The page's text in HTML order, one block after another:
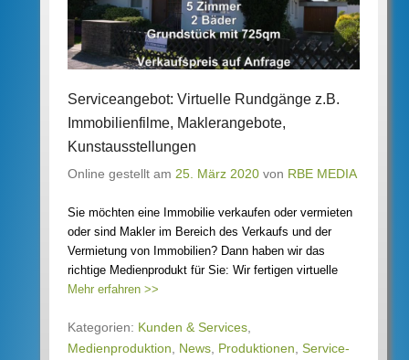
Serviceangebot: Virtuelle Rundgänge z.B.
Immobilienfilme, Maklerangebote,
Kunstausstellungen
Online gestellt am 25. März 2020 von RBE MEDIA
Sie möchten eine Immobilie verkaufen oder vermieten
oder sind Makler im Bereich des Verkaufs und der
Vermietung von Immobilien? Dann haben wir das
richtige Medienprodukt für Sie: Wir fertigen virtuelle
Mehr erfahren >>
Kategorien: Kunden & Services
Medienproduktion
News Produktionen Service-